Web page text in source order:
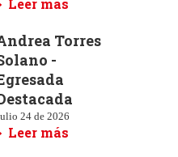
Leer más
Torres
-
24 de 2026
Leer más